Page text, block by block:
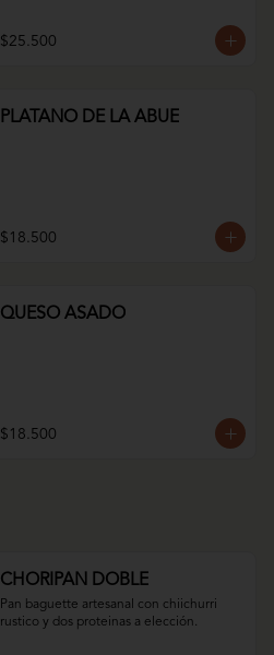
$25.500
PLATANO DE LA ABUE
$18.500
QUESO ASADO
$18.500
CHORIPAN DOBLE
Pan baguette artesanal con chiichurri
rustico y dos proteinas a elección.